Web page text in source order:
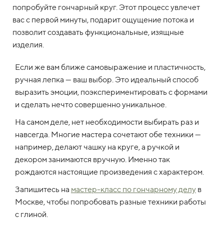
попробуйте гончарный круг. Этот процесс увлечет
вас с первой минуты, подарит ощущение потока и
позволит создавать функциональные, изящные
изделия.
Если же вам ближе самовыражение и пластичность,
ручная лепка — ваш выбор. Это идеальный способ
выразить эмоции, поэкспериментировать с формами
и сделать нечто совершенно уникальное.
На самом деле, нет необходимости выбирать раз и
навсегда. Многие мастера сочетают обе техники —
например, делают чашку на круге, а ручкой и
декором занимаются вручную. Именно так
рождаются настоящие произведения с характером.
Запишитесь на мастер-класс по гончарному делу в
Москве, чтобы попробовать разные техники работы
с глиной.